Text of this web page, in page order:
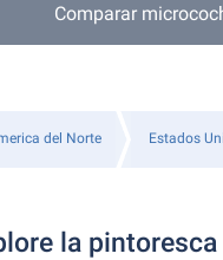
Comparar
del Norte Estados
la